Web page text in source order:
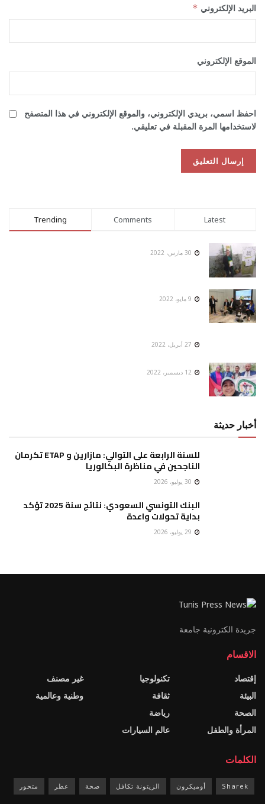
البريد الإلكتروني *
الموقع الإلكتروني
احفظ اسمي، بريدي الإلكتروني، والموقع الإلكتروني في هذا المتصفح
لاستخدامها المرة المقبلة في تعليقي.
Trending Comments Latest
أخبار حديثة
للسنة الرابعة على التوالي: مازارين و ETAP تكرمان
الناجحين في مناظرة البكالوريا
البنك التونسي السعودي: نتائج سنة 2025 تؤكد
بداية تحولات واعدة
جريدة الكترونية جامعة
الاقسام
إقتصاد
البيئة
الصحة
المرأة والطفل
تكنولوجيا
ثقافة
رياضة
عالم السيارات
غير مصنف
وطنية وعالمية
الكلمات
Sharek أوميكرون الزيتونة تكافل صحة عطر متحور